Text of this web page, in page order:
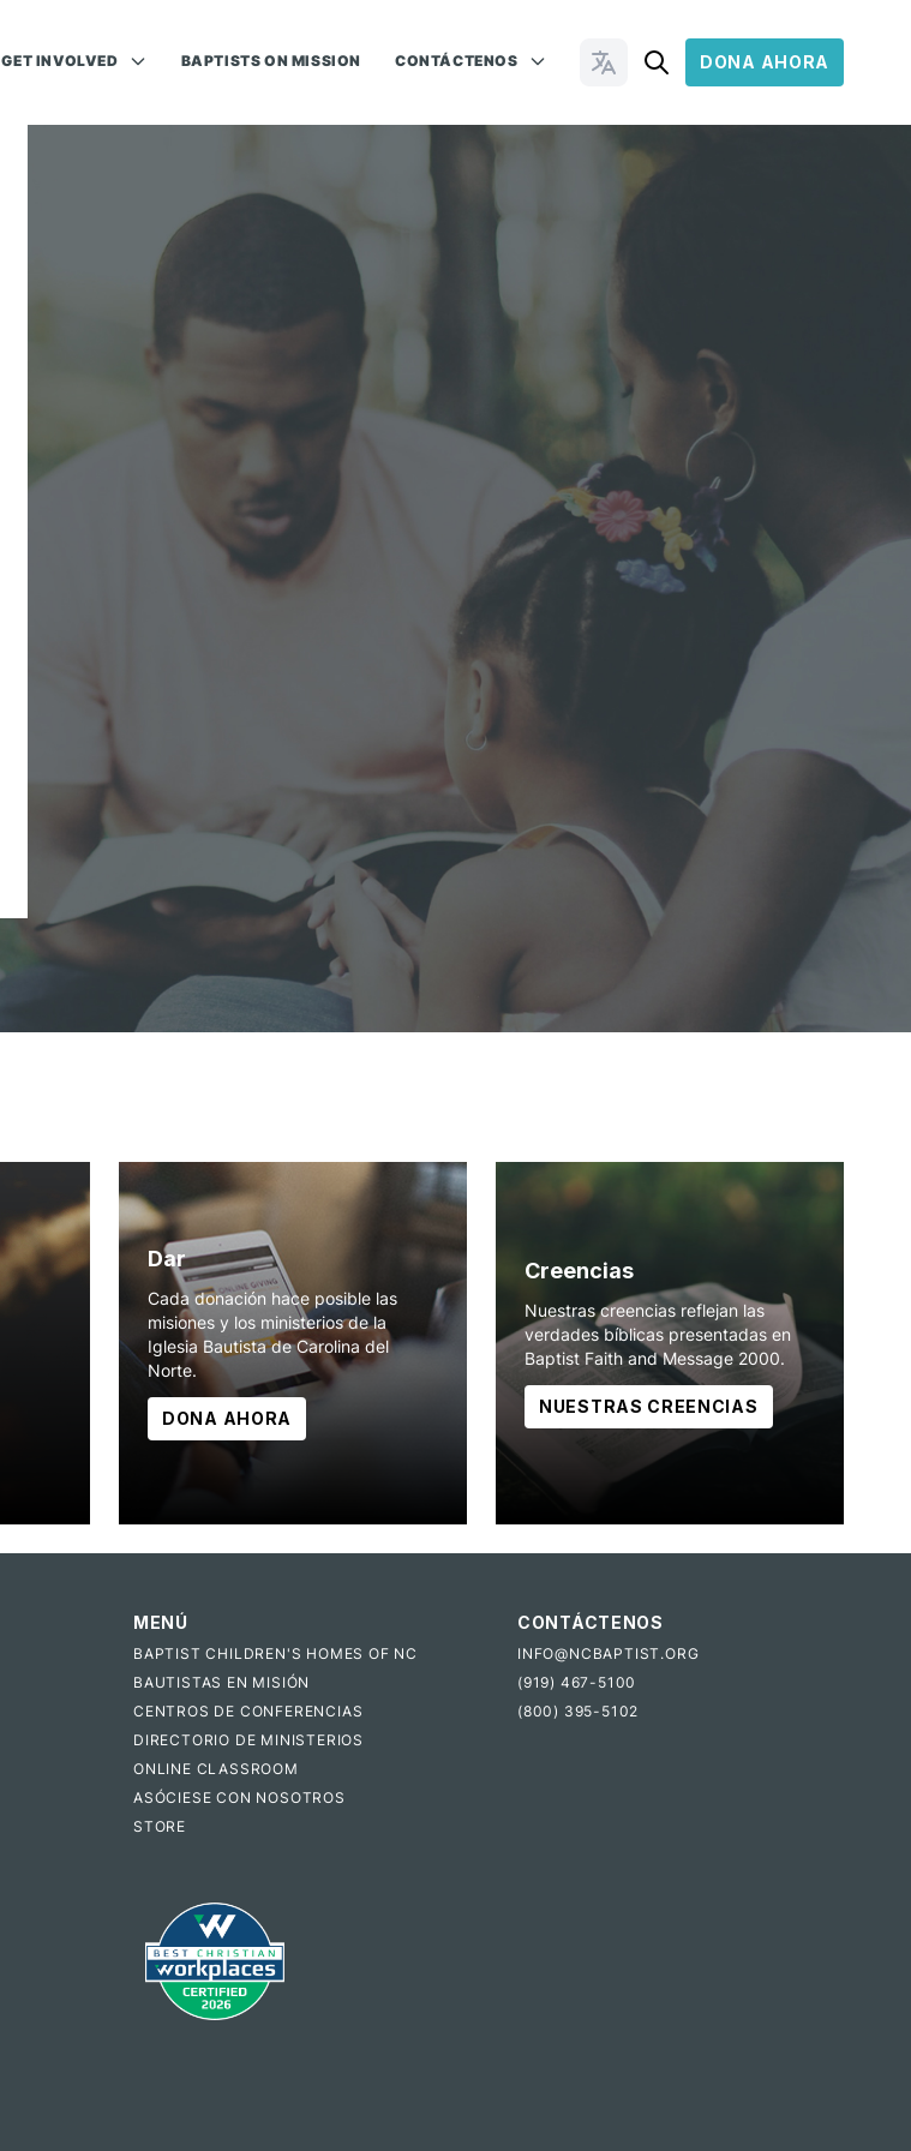
GET INVOLVED BAPTISTS ON MISSION CONTÁCTENOS Cambiar idiomaDONA AHORA
Dar
Cada donación hace posible las
misiones y los ministerios de la
Iglesia Bautista de Carolina del
Norte.
DONA AHORA
Creencias
Nuestras creencias reflejan las
verdades bíblicas presentadas en
Baptist Faith and Message 2000.
NUESTRAS CREENCIAS
MENÚ
BAPTIST CHILDREN'S HOMES OF NC
BAUTISTAS EN MISIÓN
CENTROS DE CONFERENCIAS
DIRECTORIO DE MINISTERIOS
ONLINE CLASSROOM
ASÓCIESE CON NOSOTROS
STORE
CONTÁCTENOS
INFO@NCBAPTIST.ORG
(919) 467-5100
(800) 395-5102